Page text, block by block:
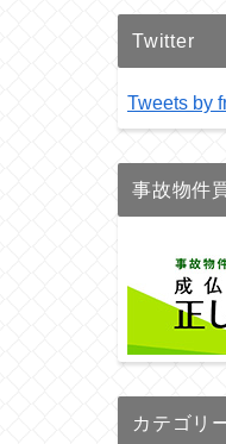
Twitter
Tweets by
事故物件
カテゴリ